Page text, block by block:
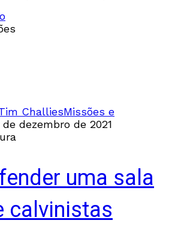
ChalliesMissões e
de dezembro de 2021
uma sala
calvinistas